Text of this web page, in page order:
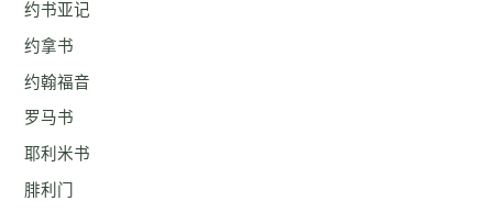
约书亚记
约拿书
约翰福音
罗马书
耶利米书
腓利门